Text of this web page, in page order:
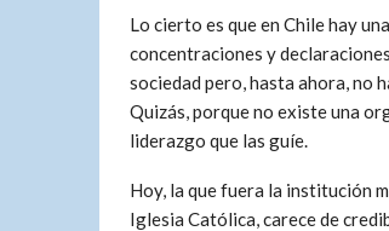
Lo cierto es que en Chile hay
concentraciones y
sociedad pero, hasta ahora, no
Quizás, porque no existe una
liderazgo que las guíe.
Hoy, la que fuera la institución
Iglesia Católica, carece de